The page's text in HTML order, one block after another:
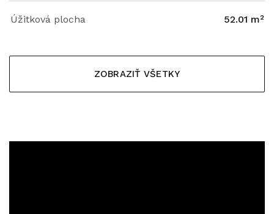
Úžitková plocha 52.01 m²
ZOBRAZIŤ VŠETKY